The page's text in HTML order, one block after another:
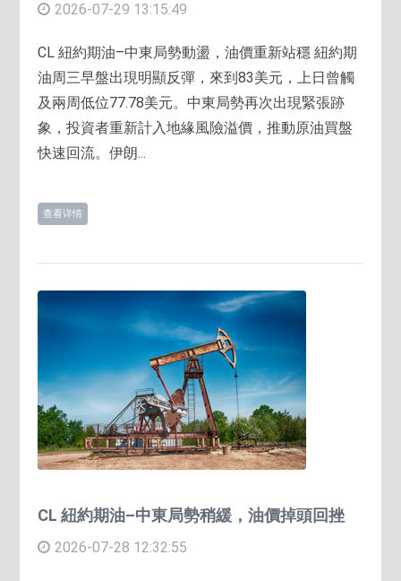
2026-07-29 13:15:49
CL 紐約期油–中東局勢動盪，油價重新站穩 紐約期
油周三早盤出現明顯反彈，來到83美元，上日曾觸
及兩周低位77.78美元。中東局勢再次出現緊張跡
象，投資者重新計入地緣風險溢價，推動原油買盤
快速回流。伊朗...
查看详情
CL 紐約期油–中東局勢稍緩，油價掉頭回挫
2026-07-28 12:32:55